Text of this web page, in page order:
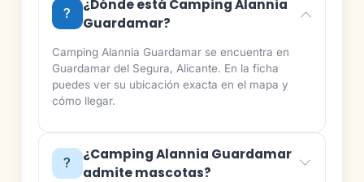
¿Dónde está Camping Alannia
Guardamar?
Camping Alannia Guardamar se encuentra en
Guardamar del Segura, Alicante. En la ficha
puedes ver su ubicación exacta en el mapa y
cómo llegar.
¿Camping Alannia Guardamar
admite mascotas?